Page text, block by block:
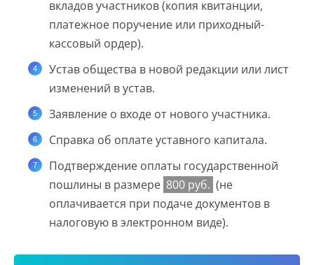
вкладов участников (копия квитанции,
платежное поручение или приходный-
кассовый ордер).
Устав общества в новой редакции или лист
изменений в устав.
Заявление о входе от нового участника.
Справка об оплате уставного капитала.
Подтверждение оплаты государственной
пошлины в размере 800 руб. (не
оплачивается при подаче документов в
налоговую в электронном виде).